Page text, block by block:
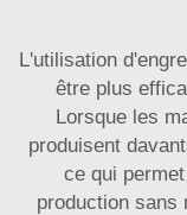
L'utilisation
être plus
Lorsque les
produisent
ce qui
production sans